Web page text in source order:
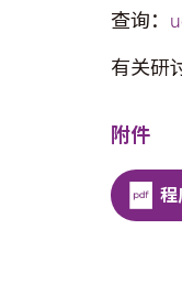
查询：
有关研
附件
程